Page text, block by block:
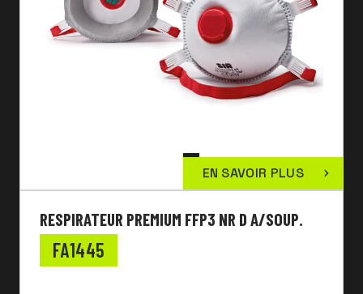
EN SAVOIR PLUS
RESPIRATEUR PREMIUM FFP3 NR D A/SOUP.
FA1445